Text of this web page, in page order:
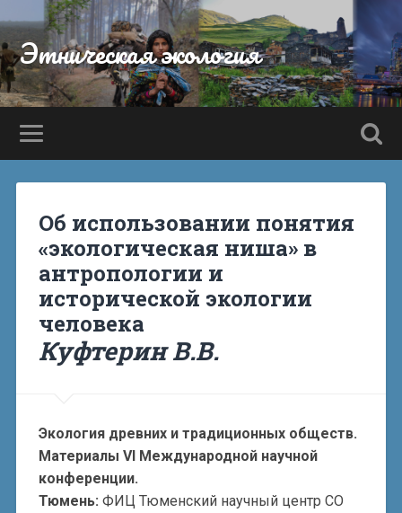
Этническая экология
Об использовании понятия
«экологическая ниша» в
антропологии и
исторической экологии
человека
Куфтерин В.В.
Экология древних и традиционных обществ.
Материалы VI Международной научной
конференции.
Тюмень: ФИЦ Тюменский научный центр СО